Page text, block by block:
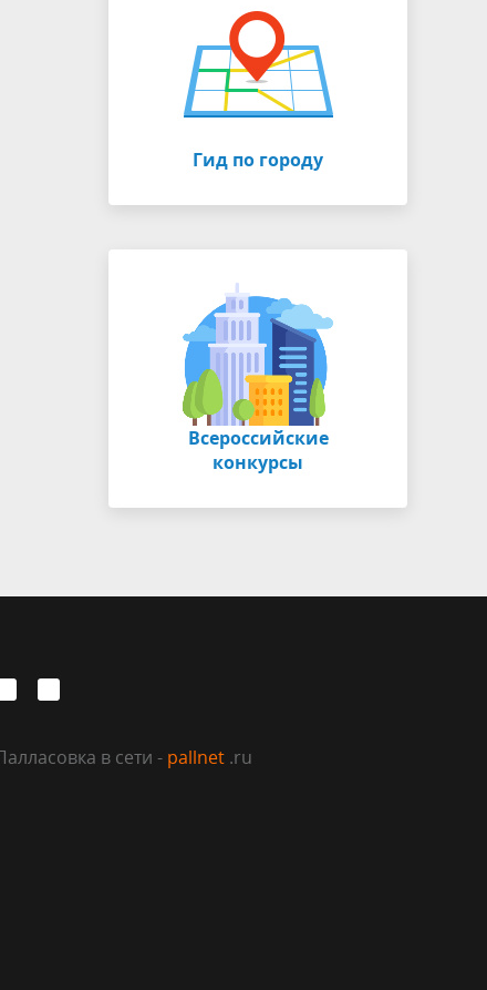
Гид по городу
Всероссийские
конкурсы
в сети - pallnet .ru